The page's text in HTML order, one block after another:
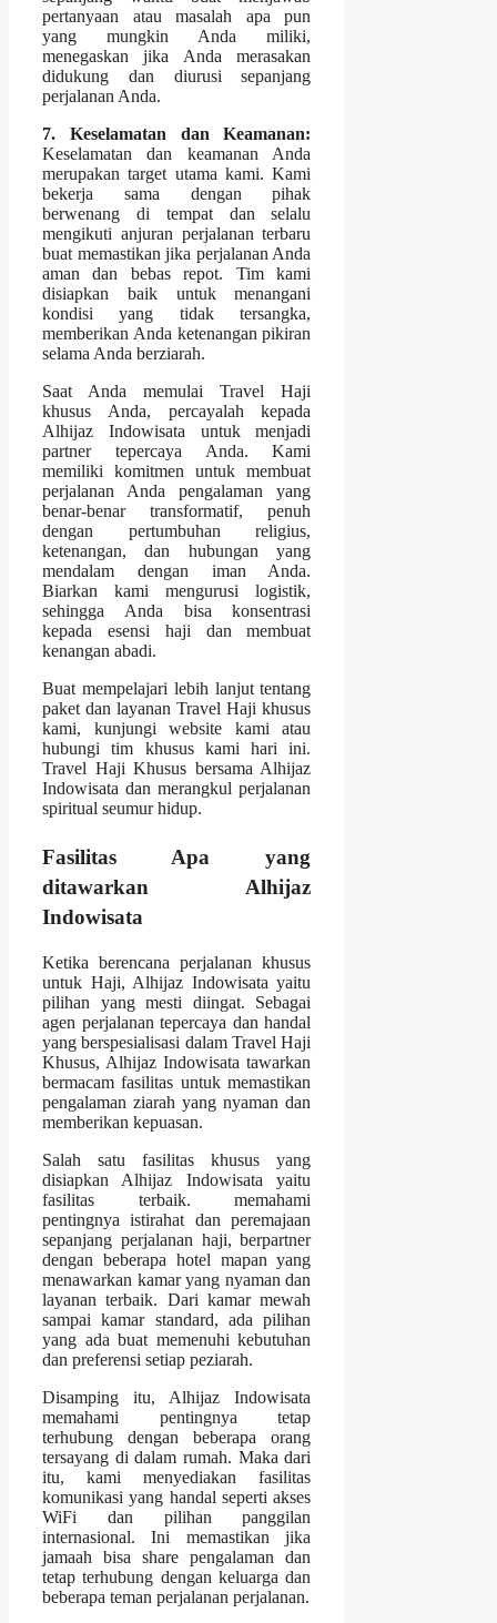
pertanyaan atau masalah apa pun
yang mungkin Anda miliki,
menegaskan jika Anda merasakan
didukung dan diurusi sepanjang
perjalanan Anda.
7. Keselamatan dan Keamanan:
Keselamatan dan keamanan Anda
merupakan target utama kami. Kami
bekerja sama dengan pihak
berwenang di tempat dan selalu
mengikuti anjuran perjalanan terbaru
buat memastikan jika perjalanan Anda
aman dan bebas repot. Tim kami
disiapkan baik untuk menangani
kondisi yang tidak tersangka,
memberikan Anda ketenangan pikiran
selama Anda berziarah.
Saat Anda memulai Travel Haji
khusus Anda, percayalah kepada
Alhijaz Indowisata untuk menjadi
partner tepercaya Anda. Kami
memiliki komitmen untuk membuat
perjalanan Anda pengalaman yang
benar-benar transformatif, penuh
dengan pertumbuhan religius,
ketenangan, dan hubungan yang
mendalam dengan iman Anda.
Biarkan kami mengurusi logistik,
sehingga Anda bisa konsentrasi
kepada esensi haji dan membuat
kenangan abadi.
Buat mempelajari lebih lanjut tentang
paket dan layanan Travel Haji khusus
kami, kunjungi website kami atau
hubungi tim khusus kami hari ini.
Travel Haji Khusus bersama Alhijaz
Indowisata dan merangkul perjalanan
spiritual seumur hidup.
Fasilitas Apa yang
ditawarkan Alhijaz
Indowisata
Ketika berencana perjalanan khusus
untuk Haji, Alhijaz Indowisata yaitu
pilihan yang mesti diingat. Sebagai
agen perjalanan tepercaya dan handal
yang berspesialisasi dalam Travel Haji
Khusus, Alhijaz Indowisata tawarkan
bermacam fasilitas untuk memastikan
pengalaman ziarah yang nyaman dan
memberikan kepuasan.
Salah satu fasilitas khusus yang
disiapkan Alhijaz Indowisata yaitu
fasilitas terbaik. memahami
pentingnya istirahat dan peremajaan
sepanjang perjalanan haji, berpartner
dengan beberapa hotel mapan yang
menawarkan kamar yang nyaman dan
layanan terbaik. Dari kamar mewah
sampai kamar standard, ada pilihan
yang ada buat memenuhi kebutuhan
dan preferensi setiap peziarah.
Disamping itu, Alhijaz Indowisata
memahami pentingnya tetap
terhubung dengan beberapa orang
tersayang di dalam rumah. Maka dari
itu, kami menyediakan fasilitas
komunikasi yang handal seperti akses
WiFi dan pilihan panggilan
internasional. Ini memastikan jika
jamaah bisa share pengalaman dan
tetap terhubung dengan keluarga dan
beberapa teman perjalanan perjalanan.